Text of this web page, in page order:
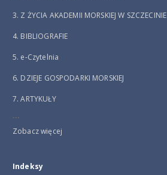
3. Z ŻYCIA AKADEMII MORSKIEJ W SZCZECINIE
4. BIBLIOGRAFIE
5. e-Czytelnia
6. DZIEJE GOSPODARKI MORSKIEJ
7. ARTYKUŁY
...
Zobacz więcej
Indeksy